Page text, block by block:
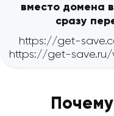
вместо домена
сразу